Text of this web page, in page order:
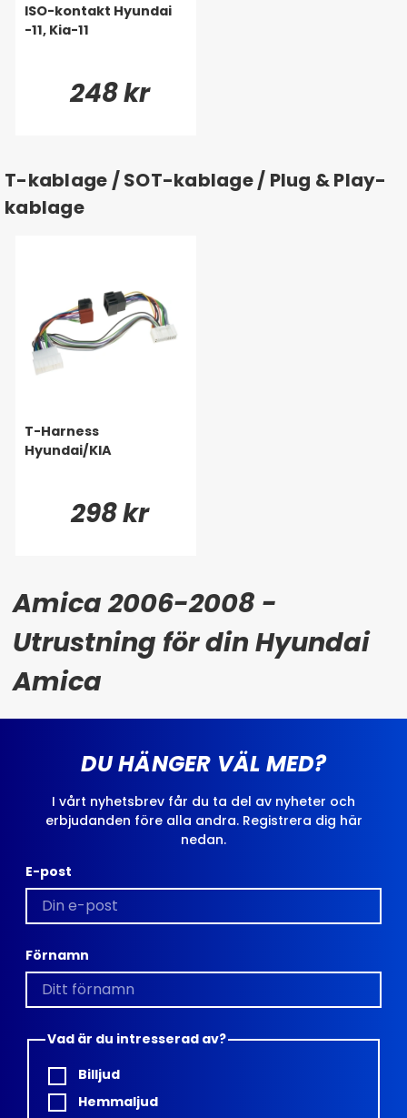
ISO-kontakt Hyundai
-11, Kia-11
248 kr
T-kablage / SOT-kablage / Plug & Play-
kablage
T-Harness
Hyundai/KIA
298 kr
Amica 2006-2008 -
Utrustning för din Hyundai
Amica
DU HÄNGER VÄL MED?
I vårt nyhetsbrev får du ta del av nyheter och
erbjudanden före alla andra. Registrera dig här
nedan.
E-post
Förnamn
Vad är du intresserad av?
Billjud
Hemmaljud